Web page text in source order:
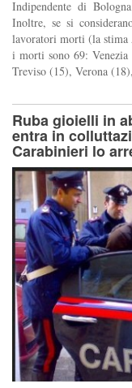
Indipendente di
Inoltre, se si
lavoratori morti (la stima
i morti sono 69:
Treviso (15), Verona
Ruba gioielli in
entra in
Carabinieri lo